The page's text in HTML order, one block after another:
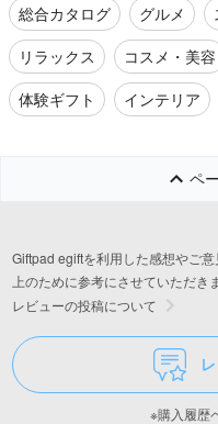
総合カタログ
グルメ
リラックス
コスメ・美容
体験ギフト
インテリア
ペ
Giftpad egiftを利用した感想やご
上のために参考にさせていただき
レビューの投稿について
※購入履歴